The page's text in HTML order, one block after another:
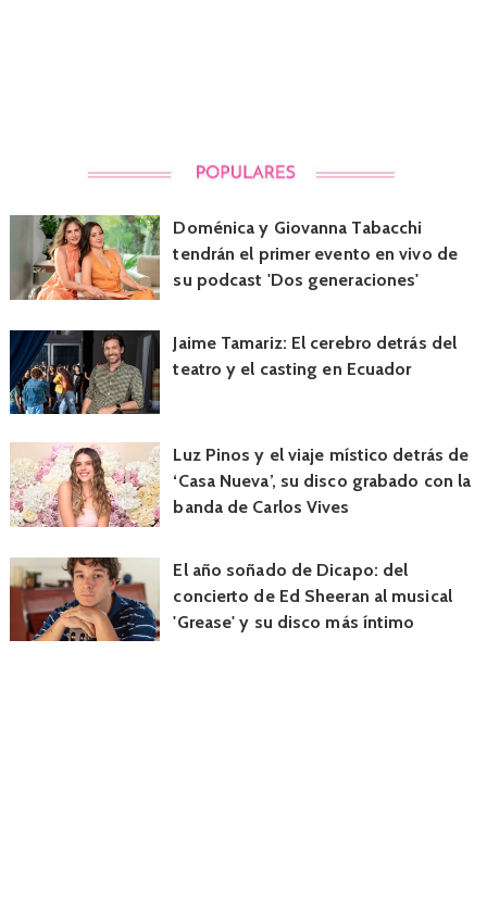
Doménica y Giovanna Tabacchi
tendrán el primer evento en vivo de
su podcast 'Dos generaciones'
Jaime Tamariz: El cerebro detrás del
teatro y el casting en Ecuador
Luz Pinos y el viaje místico detrás de
‘Casa Nueva’, su disco grabado con la
banda de Carlos Vives
El año soñado de Dicapo: del
concierto de Ed Sheeran al musical
'Grease' y su disco más íntimo